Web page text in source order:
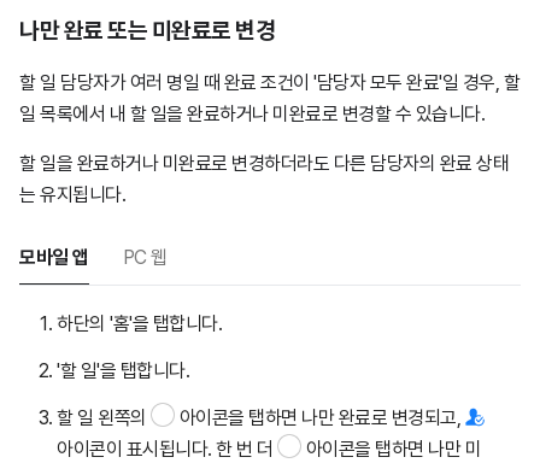
나만 완료 또는 미완료로 변경
할 일 담당자가 여러 명일 때 완료 조건이 '담당자 모두 완료'일 경우, 할
일 목록에서 내 할 일을 완료하거나 미완료로 변경할 수 있습니다.
할 일을 완료하거나 미완료로 변경하더라도 다른 담당자의 완료 상태
는 유지됩니다.
모바일 앱 PC 웹
하단의 '홈'을 탭합니다.
'할 일'을 탭합니다.
할 일 왼쪽의
아이콘을 탭하면 나만 완료로 변경되고,
아이콘이 표시됩니다. 한 번 더
아이콘을 탭하면 나만 미